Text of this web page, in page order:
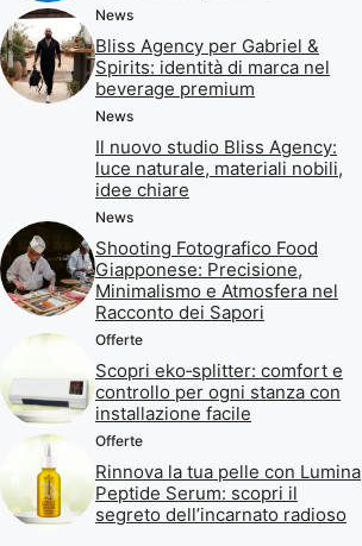
News
Bliss Agency per Gabriel &
Spirits: identità di marca nel
beverage premium
News
Il nuovo studio Bliss Agency:
luce naturale, materiali nobili,
idee chiare
News
Shooting Fotografico Food
Giapponese: Precisione,
Minimalismo e Atmosfera nel
Racconto dei Sapori
Offerte
Scopri eko‑splitter: comfort e
controllo per ogni stanza con
installazione facile
Offerte
Rinnova la tua pelle con Lumina
Peptide Serum: scopri il
segreto dell’incarnato radioso